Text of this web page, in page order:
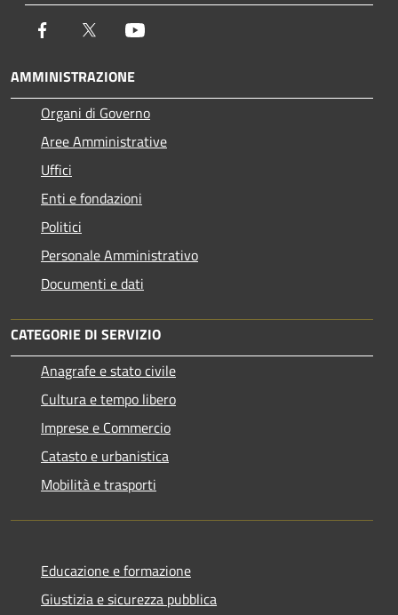
Facebook Twitter
AMMINISTRAZIONE
Organi di Governo
Aree Amministrative
Uffici
Enti e fondazioni
Politici
Personale Amministrativo
Documenti e dati
CATEGORIE DI SERVIZIO
Anagrafe e stato civile
Cultura e tempo libero
Imprese e Commercio
Catasto e urbanistica
Mobilità e trasporti
Educazione e formazione
Giustizia e sicurezza pubblica